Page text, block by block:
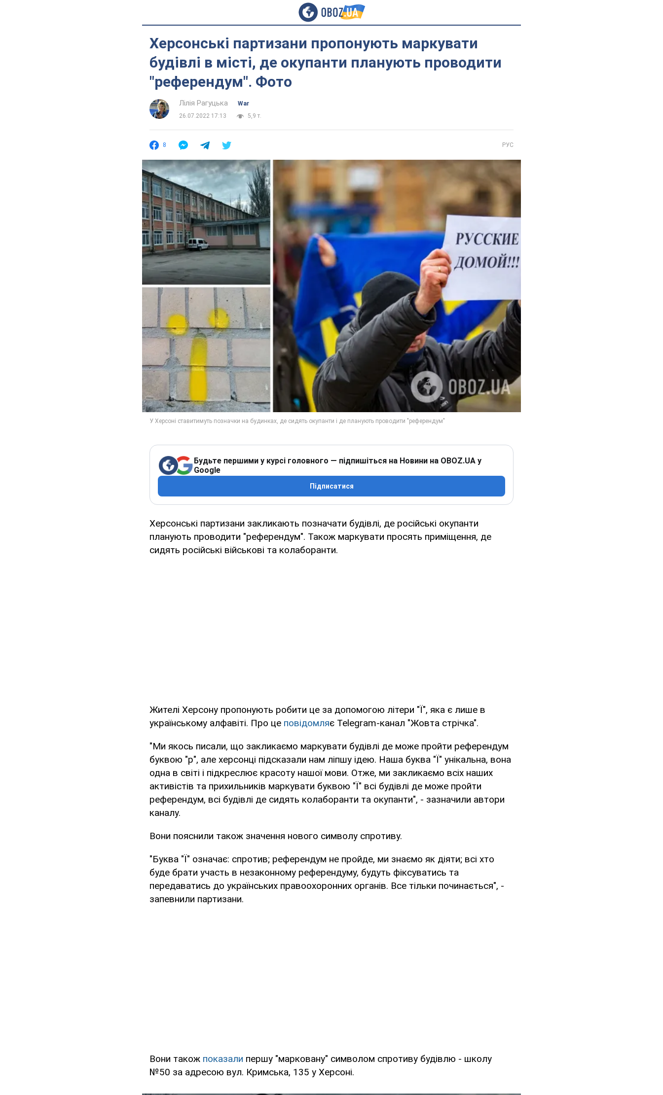
Херсонські партизани пропонують маркувати
будівлі в місті, де окупанти планують проводити
"референдум". Фото
Лілія Рагуцька
War
26.07.2022 17:13
5,9 т.
8 РУС
Будьте першими у курсі головного — підпишіться на Новини на OBOZ.UA у
Google
Підписатися
Херсонські партизани закликають позначати будівлі, де російські окупанти
планують проводити "референдум". Також маркувати просять приміщення, де
сидять російські військові та колаборанти.
Жителі Херсону пропонують робити це за допомогою літери "Ї", яка є лише в
українському алфавіті. Про це повідомляє Telegram-канал "Жовта стрічка".
"Ми якось писали, що закликаємо маркувати будівлі де може пройти референдум
буквою "р", але херсонці підсказали нам ліпшу ідею. Наша буква "Ї" унікальна, вона
одна в світі і підкреслює красоту нашої мови. Отже, ми закликаємо всіх наших
активістів та прихильників маркувати буквою "Ї" всі будівлі де може пройти
референдум, всі будівлі де сидять колаборанти та окупанти", - зазначили автори
каналу.
Вони пояснили також значення нового символу спротиву.
"Буква "Ї" означає: спротив; референдум не пройде, ми знаємо як діяти; всі хто
буде брати участь в незаконному референдуму, будуть фіксуватись та
передаватись до українських правоохоронних органів. Все тільки починається", -
запевнили партизани.
Вони також показали першу "марковану" символом спротиву будівлю - школу
№50 за адресою вул. Кримська, 135 у Херсоні.